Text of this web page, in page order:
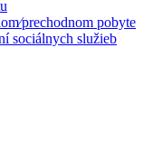
pobyte
sociálnych služieb